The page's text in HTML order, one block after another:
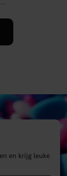
en krijg leuke